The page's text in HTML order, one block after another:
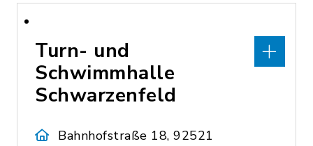
Turn- und
Schwimmhalle
Schwarzenfeld
Bahnhofstraße 18, 92521